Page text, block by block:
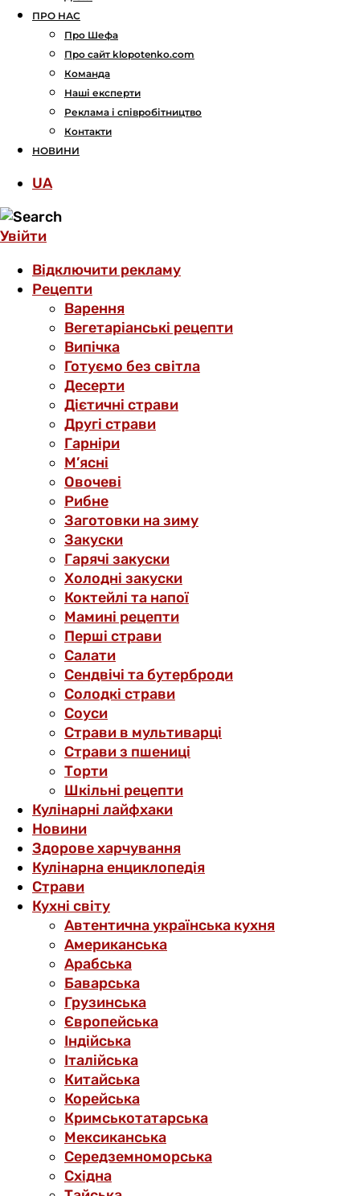
ПРО НАС
Про Шефа
Про сайт klopotenko.com
Команда
Наші експерти
Реклама і співробітництво
Контакти
НОВИНИ
UA
Увійти
Відключити рекламу
Рецепти
Варення
Вегетаріанські рецепти
Випічка
Готуємо без світла
Десерти
Дієтичні страви
Другі страви
Гарніри
М’ясні
Овочеві
Рибне
Заготовки на зиму
Закуски
Гарячі закуски
Холодні закуски
Коктейлі та напої
Мамині рецепти
Перші страви
Салати
Сендвічі та бутерброди
Солодкі страви
Соуси
Страви в мультиварці
Страви з пшениці
Торти
Шкільні рецепти
Кулінарні лайфхаки
Новини
Здорове харчування
Кулінарна енциклопедія
Страви
Кухні світу
Автентична українська кухня
Американська
Арабська
Баварська
Грузинська
Європейська
Індійська
Італійська
Китайська
Корейська
Кримськотатарська
Мексиканська
Середземноморська
Східна